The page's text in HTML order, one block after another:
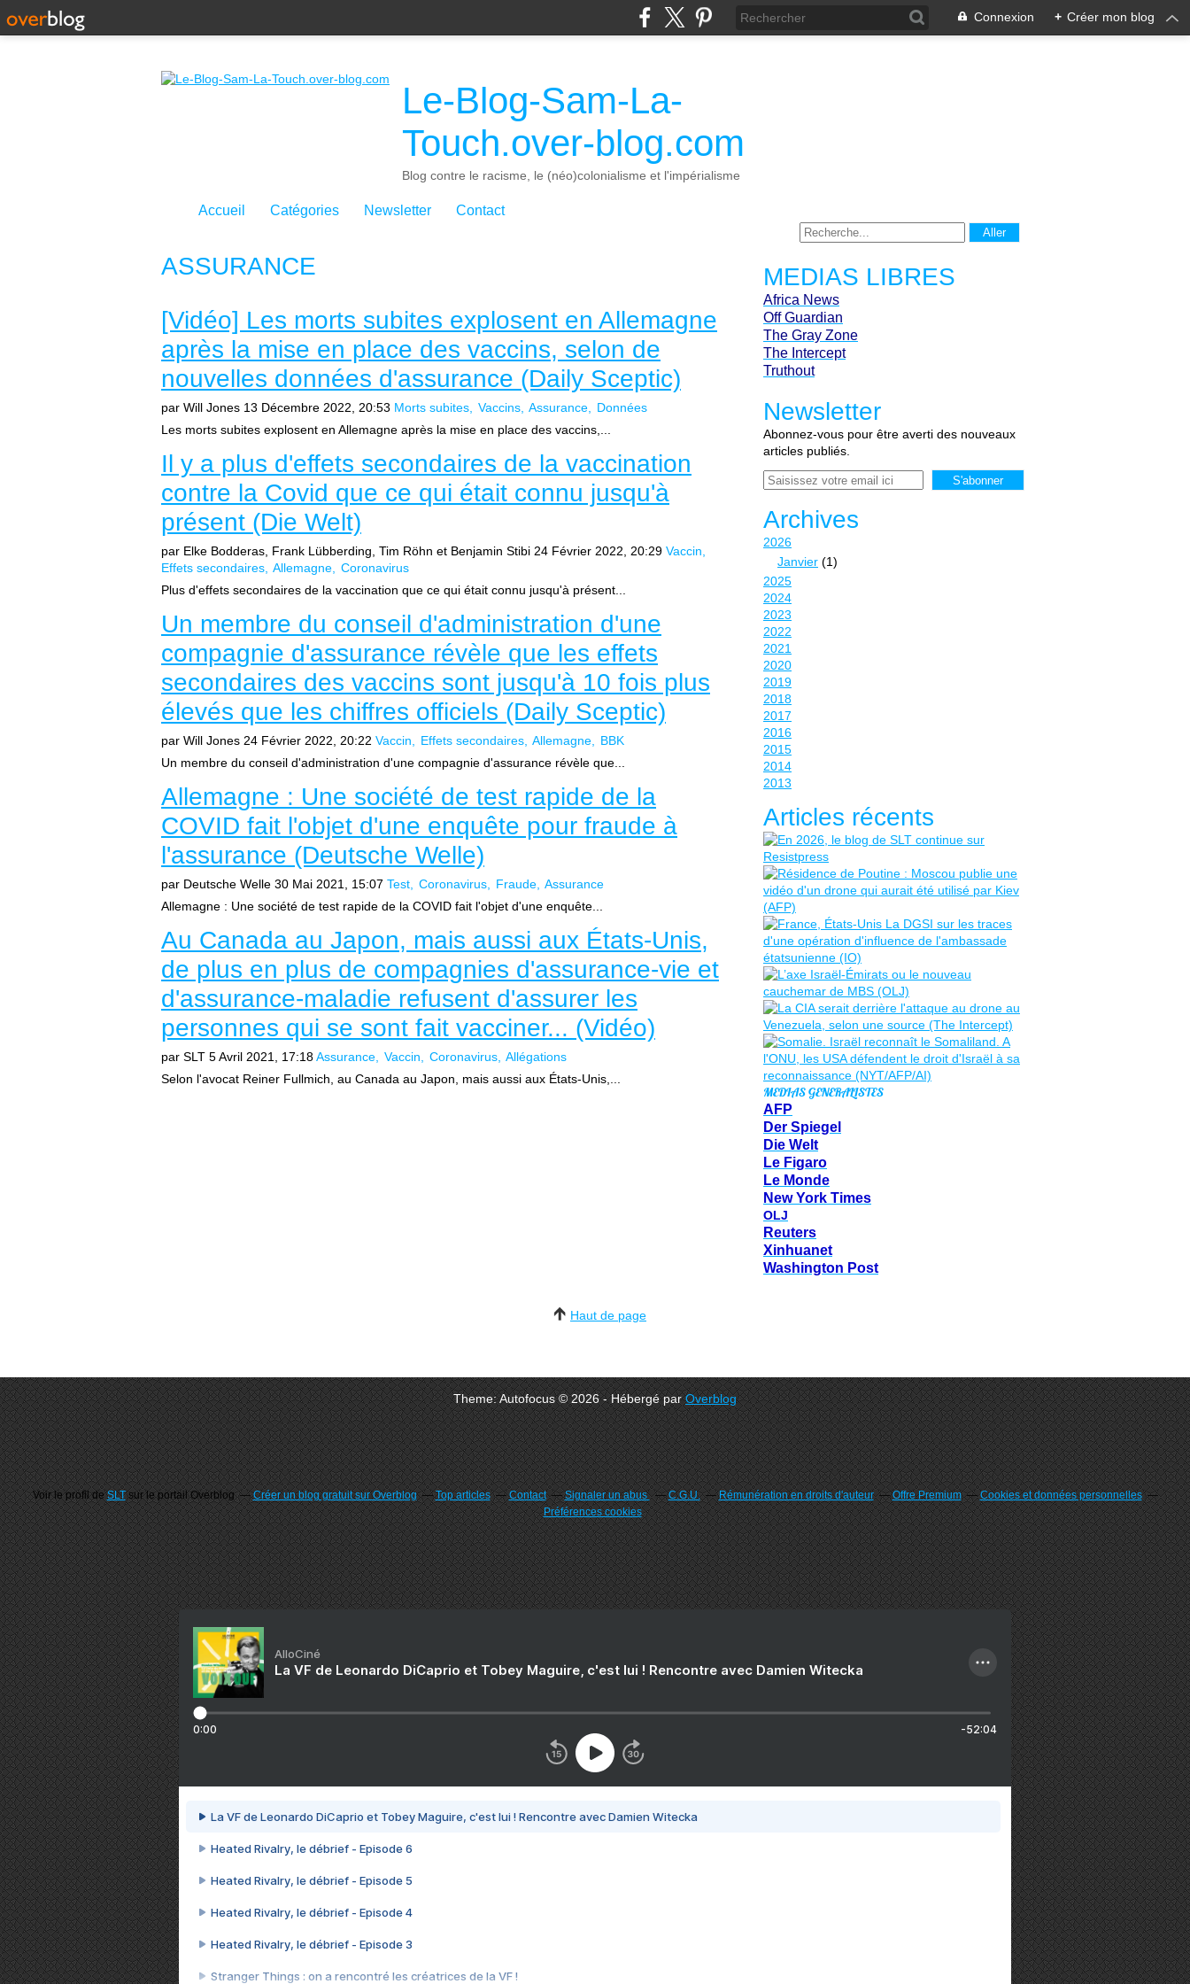
Connexion + Créer mon blog
Le-Blog-Sam-La-
Touch.over-blog.com
Blog contre le racisme, le (néo)colonialisme et l'impérialisme
Accueil Catégories Newsletter Contact
ASSURANCE
[Vidéo] Les morts subites explosent en Allemagne
après la mise en place des vaccins, selon de
nouvelles données d'assurance (Daily Sceptic)
par Will Jones 13 Décembre 2022, 20:53 Morts subites Vaccins Assurance
Données
Les morts subites explosent en Allemagne après la mise en place des vaccins,...
Il y a plus d'effets secondaires de la vaccination
contre la Covid que ce qui était connu jusqu'à
présent (Die Welt)
par Elke Bodderas, Frank Lübberding, Tim Röhn et Benjamin Stibi 24 Février 2022, 20:29 Vaccin
Effets secondaires Allemagne
Coronavirus
Plus d'effets secondaires de la vaccination que ce qui était connu jusqu'à présent...
Un membre du conseil d'administration d'une
compagnie d'assurance révèle que les effets
secondaires des vaccins sont jusqu'à 10 fois plus
élevés que les chiffres officiels (Daily Sceptic)
par Will Jones 24 Février 2022, 20:22 Vaccin Effets secondaires Allemagne
BBK
Un membre du conseil d'administration d'une compagnie d'assurance révèle que...
Allemagne : Une société de test rapide de la
COVID fait l'objet d'une enquête pour fraude à
l'assurance (Deutsche Welle)
par Deutsche Welle 30 Mai 2021, 15:07 Test Coronavirus Fraude Assurance
Allemagne : Une société de test rapide de la COVID fait l'objet d'une enquête...
Au Canada au Japon, mais aussi aux États-Unis,
de plus en plus de compagnies d'assurance-vie et
d'assurance-maladie refusent d'assurer les
personnes qui se sont fait vacciner... (Vidéo)
par SLT 5 Avril 2021, 17:18Assurance Vaccin Coronavirus Allégations
Selon l'avocat Reiner Fullmich, au Canada au Japon, mais aussi aux États-Unis,...
MEDIAS LIBRES
Africa News
Off Guardian
The Gray Zone
The Intercept
Truthout
Newsletter
Abonnez-vous pour être averti des nouveaux
articles publiés.
Email
Archives
2026
Janvier (1)
2025
2024
2023
2022
2021
2020
2019
2018
2017
2016
2015
2014
2013
Articles récents
MEDIAS GENERALISTES
AFP
Der Spiegel
Die Welt
Le Figaro
Le Monde
New York Times
OLJ
Reuters
Xinhuanet
Washington Post
Haut de page
Theme: Autofocus © 2026 - Hébergé parOverblog
Voir le profil deSLTsur le portail Overblog Créer un blog gratuit sur Overblog Top articles Contact Signaler un abus C.G.U. Rémunération en droits d'auteur Offre Premium
Cookies et données personnelles
Préférences cookies
AlloCiné
La VF de Leonardo DiCaprio et Tobey Maguire, c'est lui ! Rencontre avec Damien Witecka
0:00 -52:04
La VF de Leonardo DiCaprio et Tobey Maguire, c'est lui ! Rencontre avec Damien Witecka
Heated Rivalry, le débrief - Episode 6
Heated Rivalry, le débrief - Episode 5
Heated Rivalry, le débrief - Episode 4
Heated Rivalry, le débrief - Episode 3
Stranger Things : on a rencontré les créatrices de la VF !